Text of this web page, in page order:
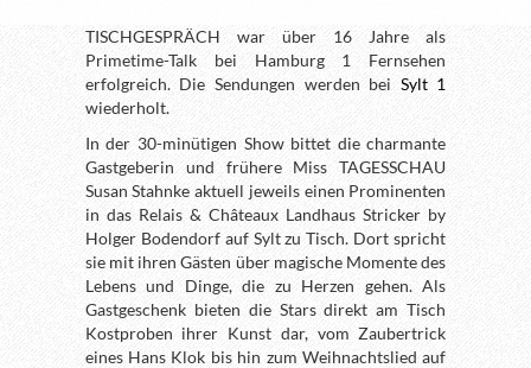
TISCHGESPRÄCH war über 16 Jahre als
Primetime-Talk bei Hamburg 1 Fernsehen
erfolgreich. Die Sendungen werden bei Sylt 1
wiederholt.
In der 30-minütigen Show bittet die charmante
Gastgeberin und frühere Miss TAGESSCHAU
Susan Stahnke aktuell jeweils einen Prominenten
in das Relais & Châteaux Landhaus Stricker by
Holger Bodendorf auf Sylt zu Tisch. Dort spricht
sie mit ihren Gästen über magische Momente des
Lebens und Dinge, die zu Herzen gehen. Als
Gastgeschenk bieten die Stars direkt am Tisch
Kostproben ihrer Kunst dar, vom Zaubertrick
eines Hans Klok bis hin zum Weihnachtslied auf